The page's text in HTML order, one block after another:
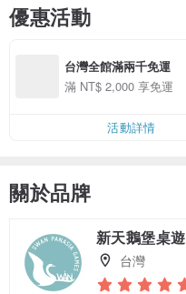
優惠活動
台灣全館滿兩千免運
滿 NT$ 2,000 享免運
活動詳情
關於品牌
新天鵝堡桌遊
台灣